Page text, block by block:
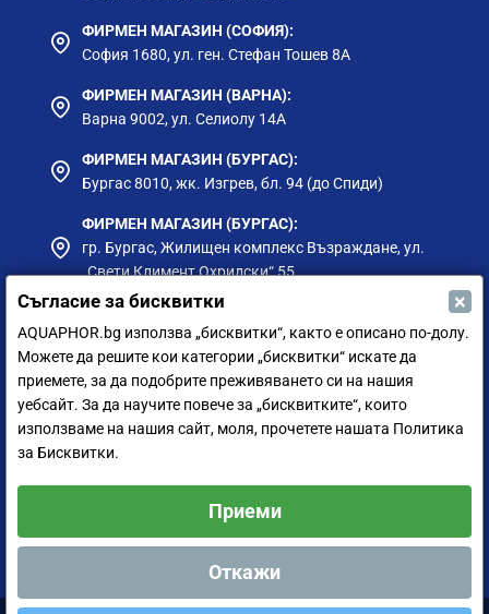
ФИРМЕН МАГАЗИН (СОФИЯ):
София 1680, ул. ген. Стефан Тошев 8А
ФИРМЕН МАГАЗИН (ВАРНА):
Варна 9002, ул. Селиолу 14А
ФИРМЕН МАГАЗИН (БУРГАС):
Бургас 8010, жк. Изгрев, бл. 94 (до Спиди)
ФИРМЕН МАГАЗИН (БУРГАС):
гр. Бургас, Жилищен комплекс Възраждане, ул.
„Свети Климент Охридски“ 55
ФИРМЕН МАГАЗИН (ПЛОВДИВ):
Пловдив 4023, жк Тракия 45А, кв. Захари Зограф
- А11
ФИРМЕН МАГАЗИН (РУСЕ):
гр. Русе, ул. Борисова 73, до Приста Ойл
гр. Силистра, ул. Петър Мутафчиев 75
Съгласие за бисквитки ×
AQUAPHOR.bg използва „бисквитки“, както е описано по-долу.
Можете да решите кои категории „бисквитки“ искате да
приемете, за да подобрите преживяването си на нашия
уебсайт. За да научите повече за „бисквитките“, които
използваме на нашия сайт, моля, прочетете нашата Политика
за Бисквитки.
Приеми
Откажи